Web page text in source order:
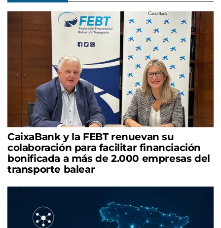
CaixaBank y la FEBT renuevan su
colaboración para facilitar financiación
bonificada a más de 2.000 empresas del
transporte balear